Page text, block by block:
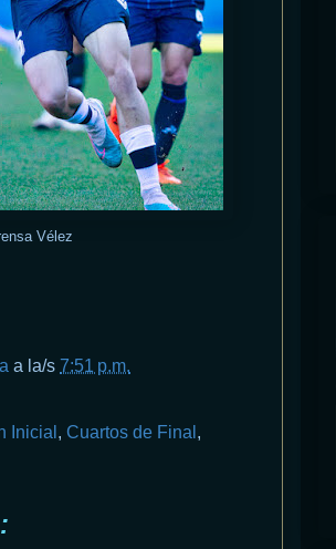
Vélez
a la/s 7:51 p.m.
Inicial , Cuartos de Final ,